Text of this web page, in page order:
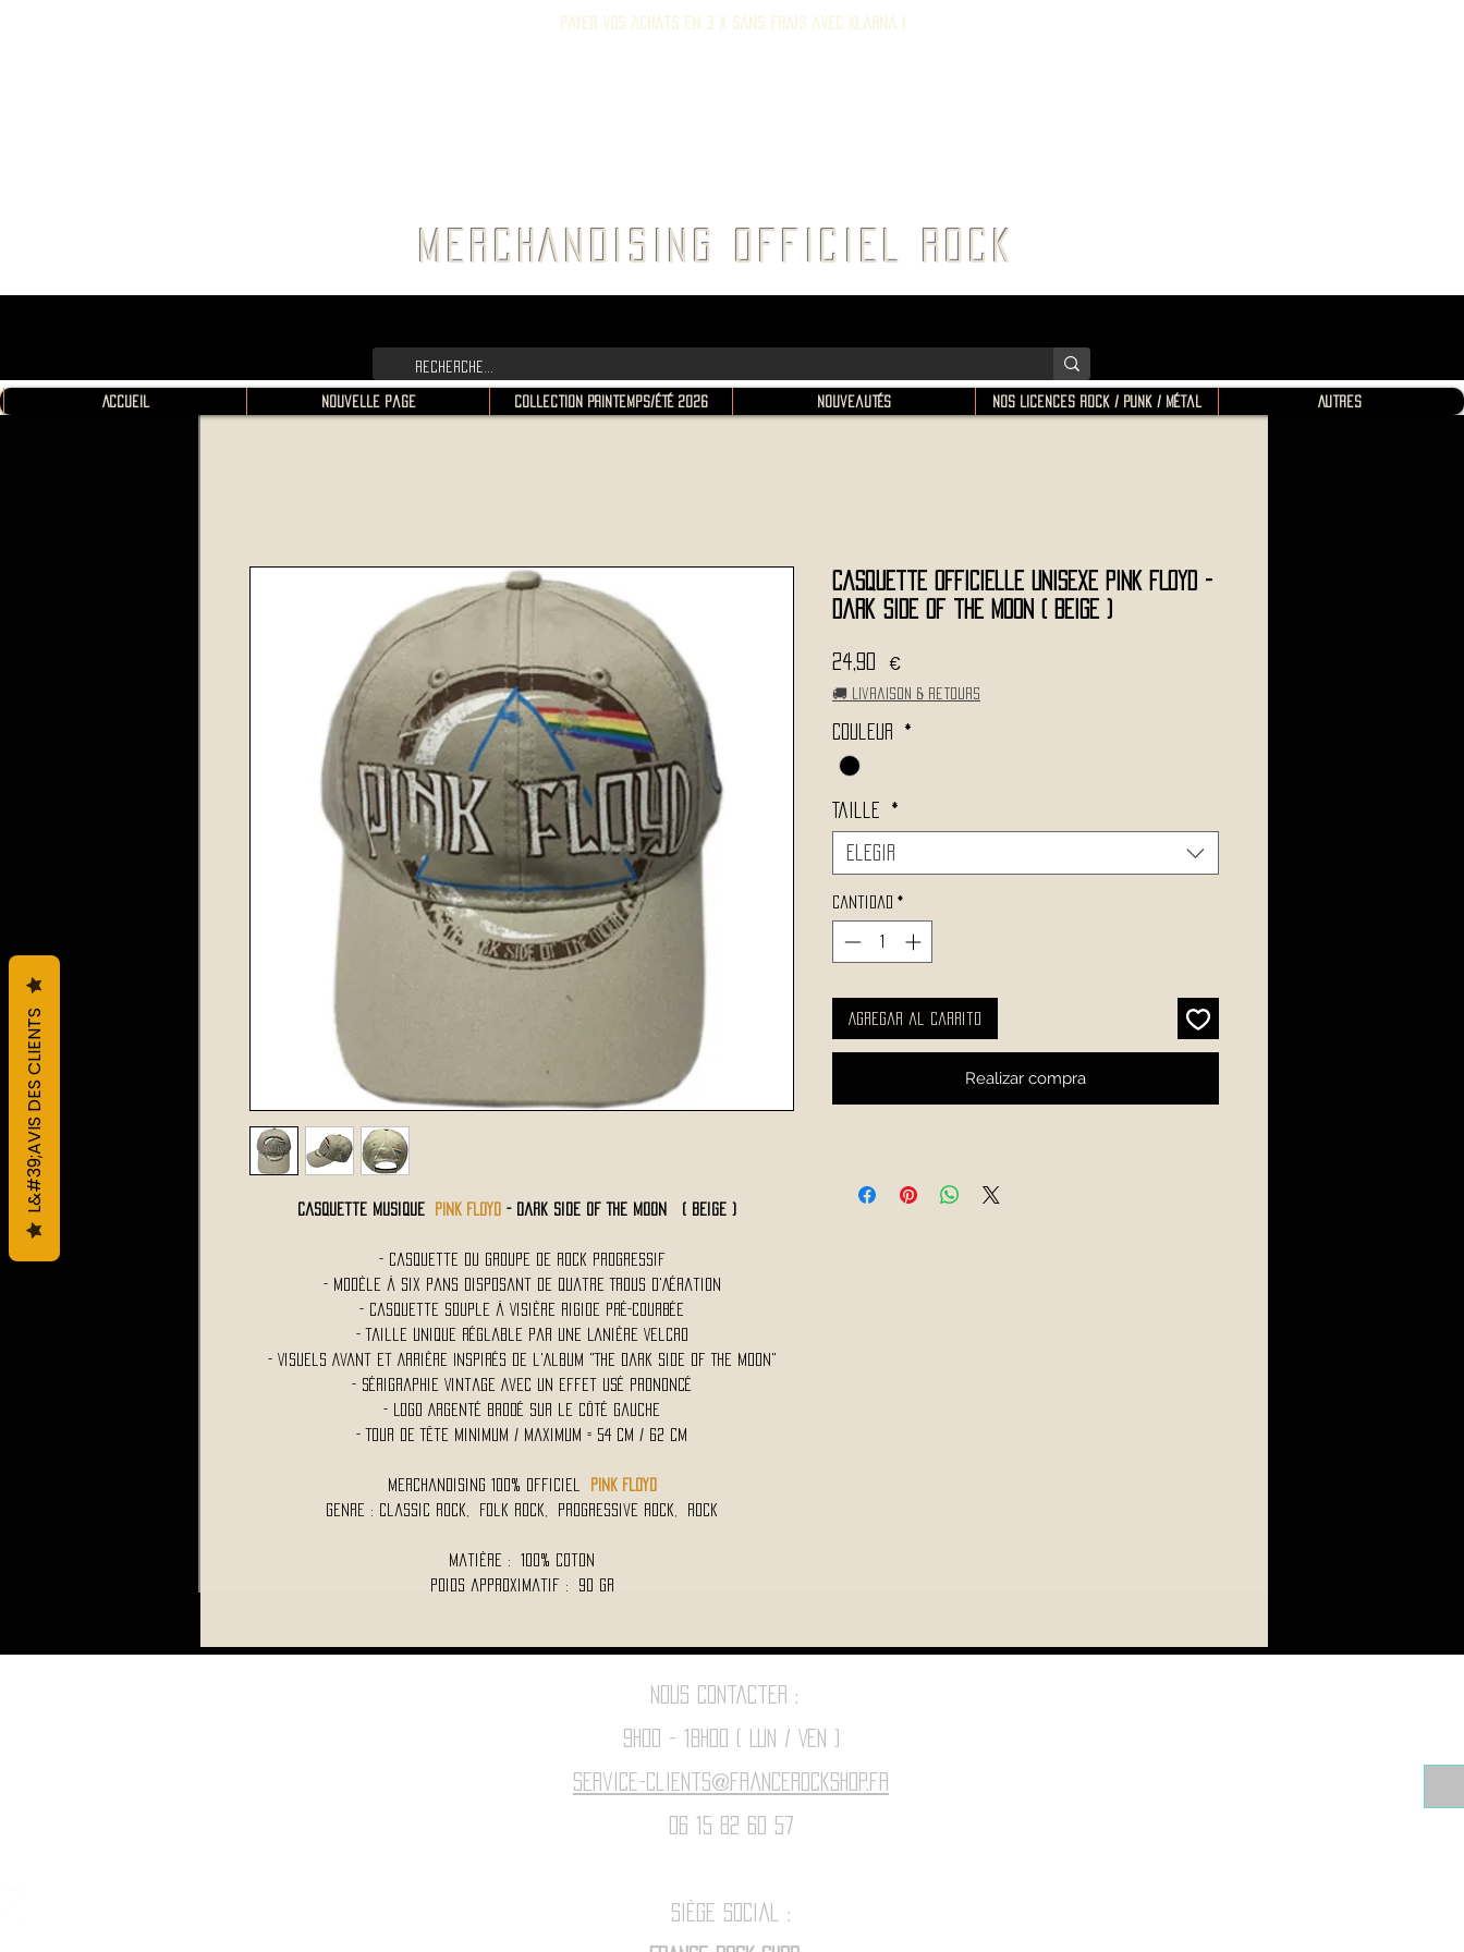
Payer vos achats en 3 x sans frais avec Klarna !
MERCHANDISING OFFICIEL ROCK
Accueil Nouvelle page Collection Printemps/Été 2026 Nouveautés Nos Licences Rock / Punk / Métal Autres
Casquette Musique PINK FLOYD - Dark Side Of The Moon ( Beige )
- Casquette du Groupe de Rock Progressif
- Modèle à Six Pans Disposant de Quatre Trous d'Aération
- Casquette Souple à Visière Rigide Pré-Courbée
- Taille Unique Réglable par une Lanière Velcro
- Visuels Avant et Arrière Inspirés de l'Album "The Dark Side Of The Moon"
- Sérigraphie Vintage Avec un Effet Usé Prononcé
- Logo Argenté Brodé sur le Côté Gauche
- Tour de Tête Minimum / Maximum = 54 cm / 62 cm
Merchandising 100% Officiel
PINK FLOYD
Genre : Classic Rock, Folk Rock, Progressive Rock, Rock
Matière : 100% Coton
Poids approximatif : 90 Gr
Casquette Officielle Unisexe PINK FLOYD -
Dark Side of the Moon ( Beige )
24,90 €
🚚 Livraison & retours
Couleur *
Taille *
Elegir
Cantidad *
Agregar al carrito
Realizar compra
Nous contacter :
9h00 - 18H00 ( Lun / Ven )
Service-clients@francerockshop.fr
06 15 82 60 57
Siège Social :
L&#39;AVIS DES CLIENTS